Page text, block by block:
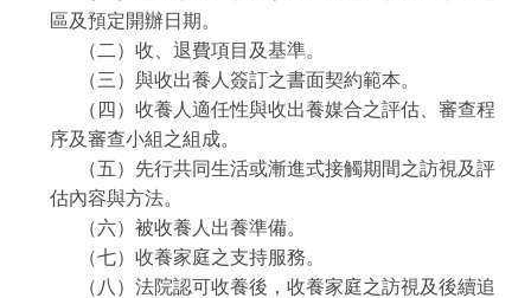
區及預定開辦日期。
（二）收、退費項目及基準。
（三）與收出養人簽訂之書面契約範本。
（四）收養人適任性與收出養媒合之評估、審查程
序及審查小組之組成。
（五）先行共同生活或漸進式接觸期間之訪視及評
估內容與方法。
（六）被收養人出養準備。
（七）收養家庭之支持服務。
（八）法院認可收養後，收養家庭之訪視及後續追